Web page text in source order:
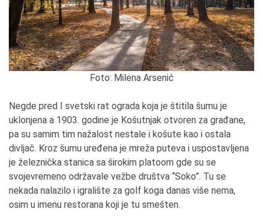
Foto: Milena Arsenić
Negde pred I svetski rat ograda koja je štitila šumu je
uklonjena a 1903. godine je Košutnjak otvoren za građane,
pa su samim tim nažalost nestale i košute kao i ostala
divljač. Kroz šumu uređena je mreža puteva i uspostavljena
je železnička stanica sa širokim platoom gde su se
svojevremeno održavale vežbe društva “Soko”. Tu se
nekada nalazilo i igralište za golf koga danas više nema,
osim u imenu restorana koji je tu smešten.